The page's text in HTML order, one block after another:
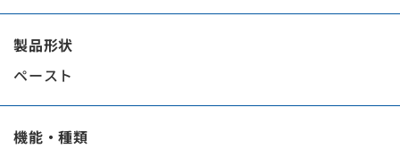
製品形状
ペースト
機能・種類